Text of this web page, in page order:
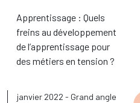
Apprentissage : Quels
freins au développement
de l’apprentissage pour
des métiers en tension ?
janvier 2022 - Grand angle